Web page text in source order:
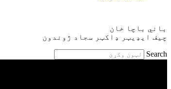
باني باچا خان
چيف ايډيټر ډاکټر سجاد ژوندون
Search